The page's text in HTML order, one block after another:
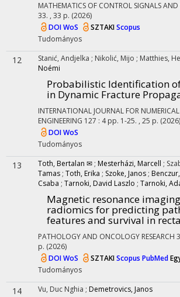
MATHEMATICS OF CONTROL SIGNALS AND
33. , 33 p. (2026)
DOIWoS SZTAKIScopus
Tudományos
12 Stanić, Andjelka ; Nikolić, Mijo ; Matthies,
Noémi
Probabilistic Identification
in Dynamic Fracture
INTERNATIONAL JOURNAL FOR
ENGINEERING 127 : 4 pp. 1-25. , 25 p. (2026)
DOIWoS
Tudományos
13 Toth, Bertalan ✉ ; Mesterházi, Marcell ;
Tamas ; Toth, Erika ; Szoke, Janos ;
Csaba ; Tarnoki, David Laszlo ; Tarnoki,
Magnetic resonance
radiomics for predicting
features and survival in
PATHOLOGY AND ONCOLOGY RESEARCH
p. (2026)
DOIWoS SZTAKIScopus PubMed
Tudományos
14 Vu, Duc Nghia ; Demetrovics, Janos